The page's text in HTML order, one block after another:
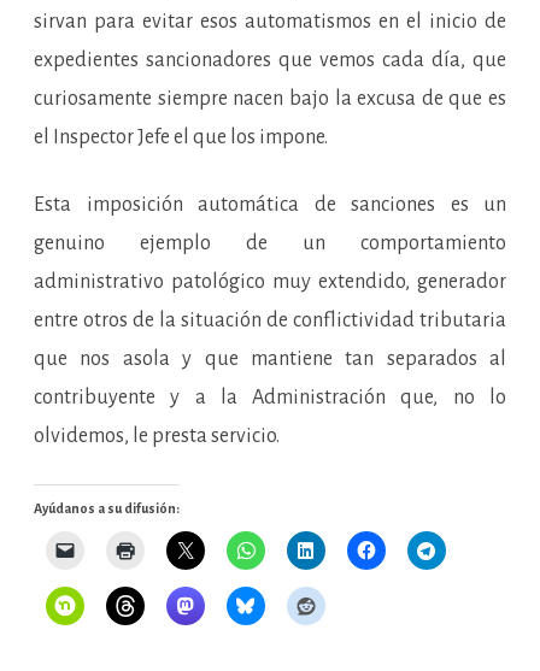
sirvan para evitar esos automatismos en el inicio de
expedientes sancionadores que vemos cada día, que
curiosamente siempre nacen bajo la excusa de que es
el Inspector Jefe el que los impone.
Esta imposición automática de sanciones es un
genuino ejemplo de un comportamiento
administrativo patológico muy extendido, generador
entre otros de la situación de conflictividad tributaria
que nos asola y que mantiene tan separados al
contribuyente y a la Administración que, no lo
olvidemos, le presta servicio.
Ayúdanos a su difusión: